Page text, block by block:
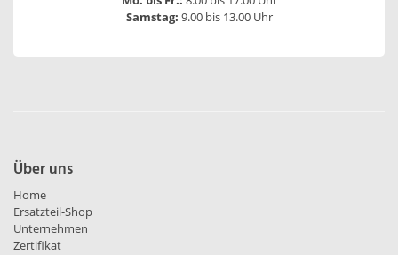
Samstag: 9.00 bis 13.00 Uhr
Über uns
Home
Ersatzteil-Shop
Unternehmen
Zertifikat